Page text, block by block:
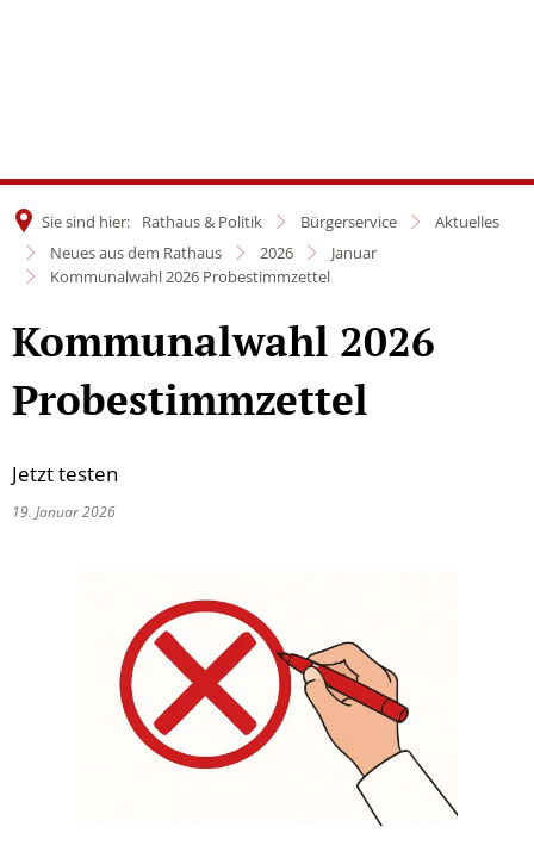
Sie sind hier: Rathaus & Politik Bürgerservice
Aktuelles
Neues aus dem Rathaus
2026
Januar
Kommunalwahl 2026 Probestimmzettel
Kommunalwahl 2026
Probestimmzettel
Jetzt testen
19. Januar 2026